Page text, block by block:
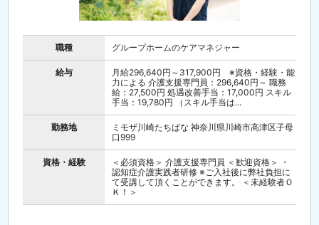
職種 グループホームのケアマネジャー
給与
月給296,640円～317,900円 ※資格・経験・能
力による 介護支援専門員：296,640円～ 職務
給：27,500円 処遇改善手当：17,000円 スキル
手当：19,780円 （スキル手当は...
勤務地
ミモザ川崎たちばな 神奈川県川崎市高津区子母
口999
資格・経験
＜必須資格＞ 介護支援専門員 ＜歓迎資格＞ ・
認知症介護実践者研修 ※ご入社後に弊社負担に
て受講して頂くことができます。 ＜未経験者Ｏ
Ｋ！＞